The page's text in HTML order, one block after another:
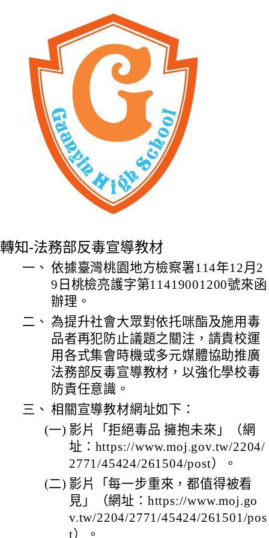
轉知-法務部反毒宣導教材
一、 依據臺灣桃園地方檢察署114年12月2
9日桃檢亮護字第11419001200號來函
辦理。
二、 為提升社會大眾對依托咪酯及施用毒
品者再犯防止議題之關注，請貴校運
用各式集會時機或多元媒體協助推廣
法務部反毒宣導教材，以強化學校毒
防責任意識。
三、 相關宣導教材網址如下：
(一) 影片「拒絕毒品 擁抱未來」（網
址：https://www.moj.gov.tw/2204/
2771/45424/261504/post）。
(二) 影片「每一步重來，都值得被看
見」（網址：https://www.moj.go
v.tw/2204/2771/45424/261501/pos
t）。